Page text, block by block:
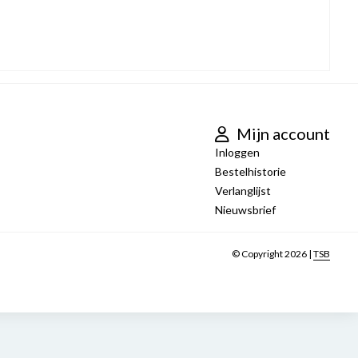
Mijn account
Inloggen
Bestelhistorie
Verlanglijst
Nieuwsbrief
© Copyright 2026 | TSB